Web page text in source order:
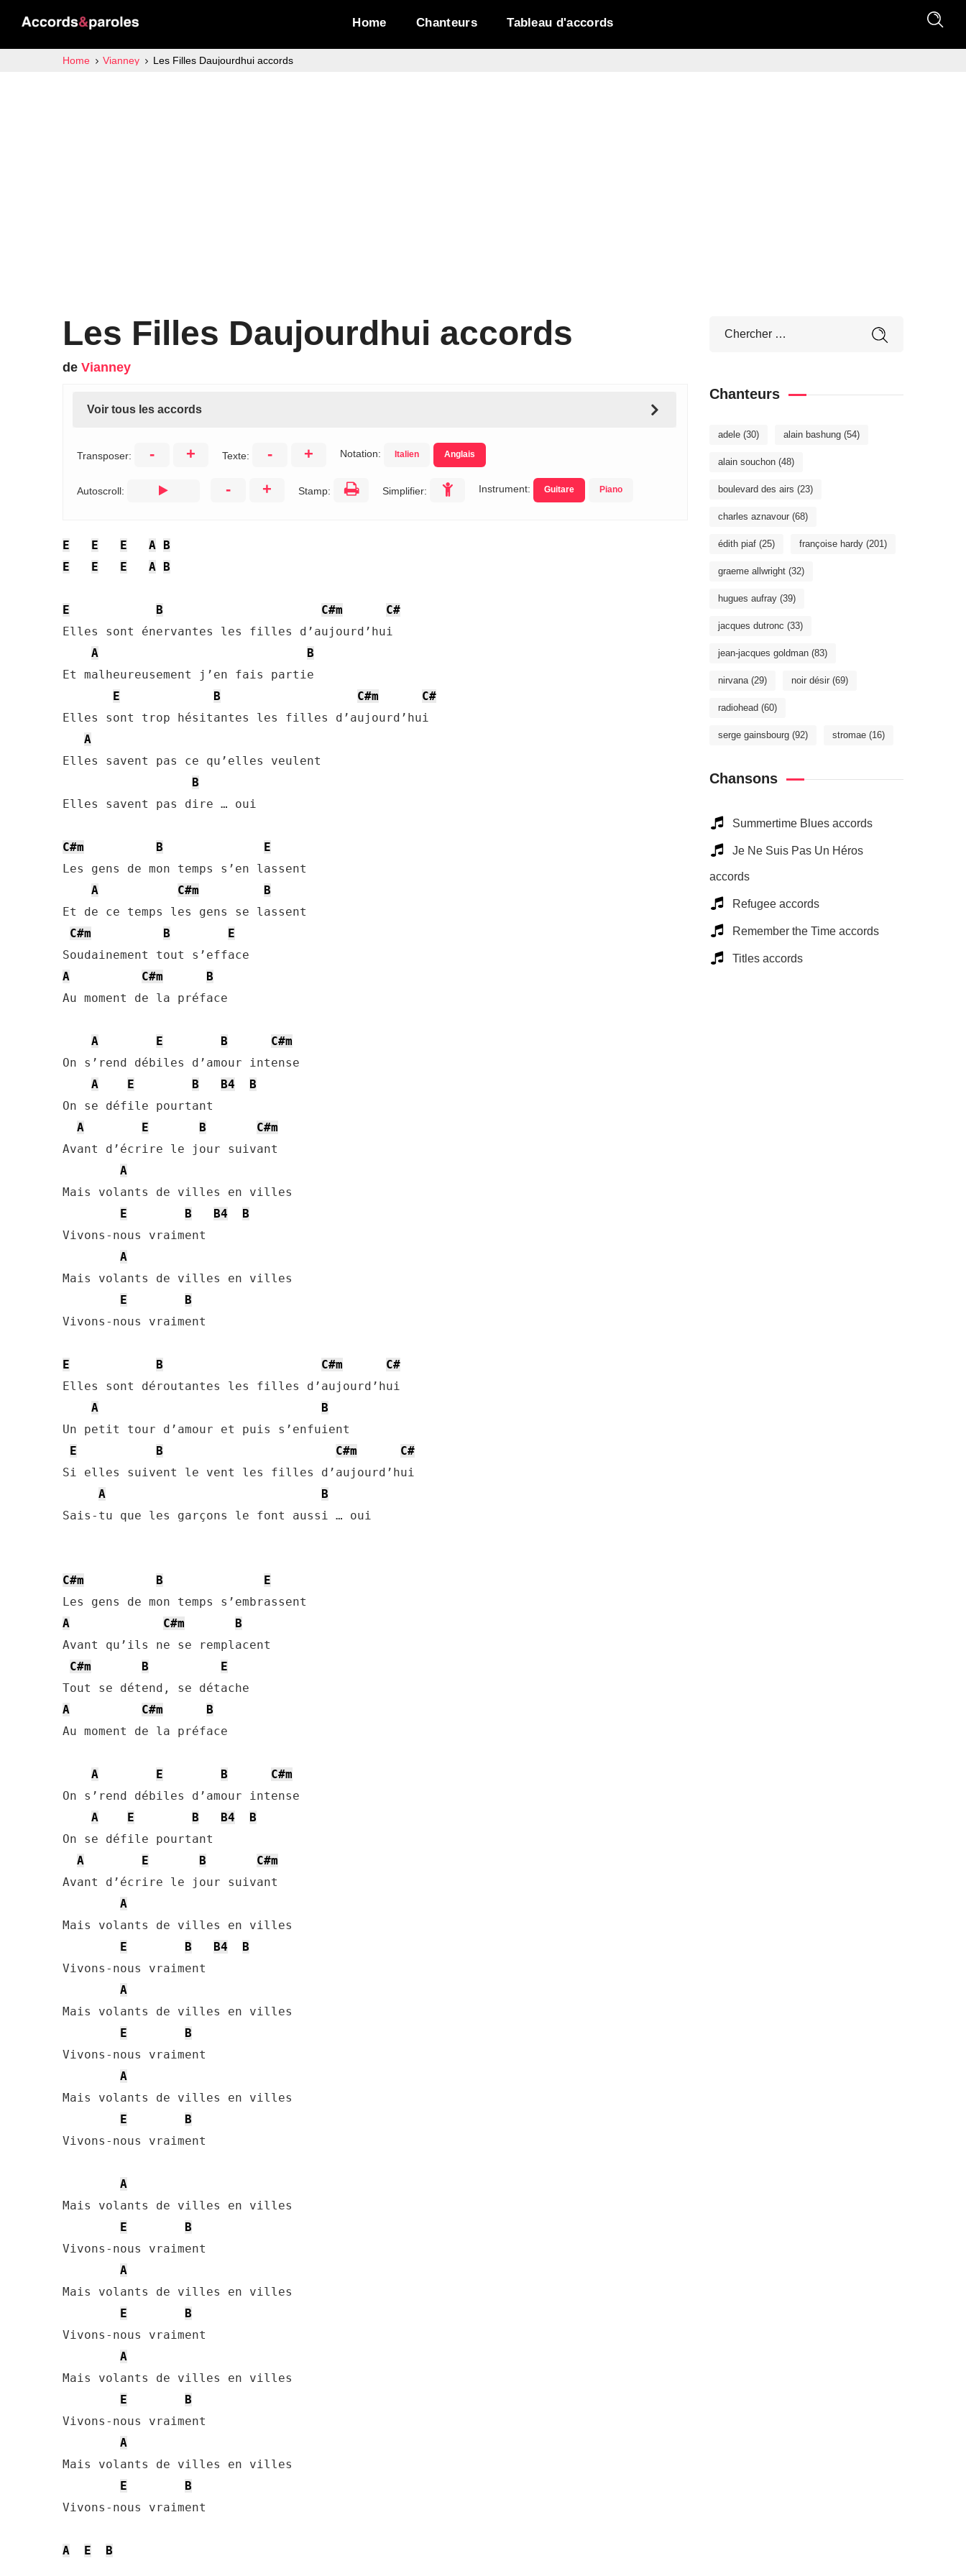
Home Chanteurs Tableau d'accords
Home Vianney Les Filles Daujourdhui accords
Les Filles Daujourdhui accords
de Vianney
Voir tous les accords
Transposer: - + Texte: - + Notation: Italien Anglais
Autoscroll: - + Stamp: Simplifier: Instrument: Guitare Piano
E E E A B
E
E E A B
E B C#m
C#
Elles sont énervantes les filles d’aujourd’hui
A
B
Et malheureusement j’en fais partie
E
B C#m
C#
Elles sont trop hésitantes les filles d’aujourd’hui
A
Elles savent pas ce qu’elles veulent
B
Elles savent pas dire … oui
C#m B
E
Les gens de mon temps s’en lassent
A
C#m
B
Et de ce temps les gens se lassent
C#m
B
E
A
C#m
B
Au moment de la préface
A E B
C#m
On s’rend débiles d’amour intense
A
E B B4
B
On se défile pourtant
A
E B
C#m
Avant d’écrire le jour suivant
A
Mais volants de villes en villes
E
B B4
B
Vivons-nous vraiment
A
Mais volants de villes en villes
E
B
Vivons-nous vraiment
E B C#m
C#
Elles sont déroutantes les filles d’aujourd’hui
A
B
Un petit tour d’amour et puis s’enfuient
E
B C#m
C#
Si elles suivent le vent les filles d’aujourd’hui
A
B
Sais-tu que les garçons le font aussi … oui
C#m B
E
A
C#m
B
Avant qu’ils ne se remplacent
C#m
B
E
A
C#m
B
Au moment de la préface
A E B
C#m
On s’rend débiles d’amour intense
A
E B B4
B
On se défile pourtant
A
E B
C#m
Avant d’écrire le jour suivant
A
Mais volants de villes en villes
E
B B4
B
Vivons-nous vraiment
A
Mais volants de villes en villes
E
B
Vivons-nous vraiment
A
Mais volants de villes en villes
E
B
Vivons-nous vraiment
A
Mais volants de villes en villes
E
B
Vivons-nous vraiment
A
Mais volants de villes en villes
E
B
Vivons-nous vraiment
A
Mais volants de villes en villes
E
B
Vivons-nous vraiment
A
Mais volants de villes en villes
E
B
Vivons-nous vraiment
A E B
Chanteurs
adele (30) alain bashung (54)
alain souchon (48)
boulevard des airs (23)
charles aznavour (68)
édith piaf (25) françoise hardy (201)
graeme allwright (32)
hugues aufray (39)
jacques dutronc (33)
jean-jacques goldman (83)
nirvana(29) noir désir (69)
radiohead (60)
serge gainsbourg (92) stromae (16)
Chansons
Summertime Blues accords
Je Ne Suis Pas Un Héros
accords
Refugee accords
Remember the Time accords
Titles accords